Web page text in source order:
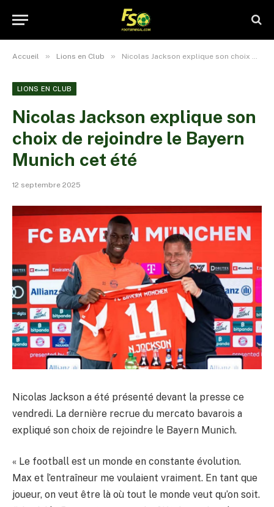
Accueil » Lions en Club » Nicolas Jackson explique son choix de rejoindre le Bayern Munich cet été
LIONS EN CLUB
Nicolas Jackson explique son
choix de rejoindre le Bayern
Munich cet été
12 septembre 2025
Nicolas Jackson a été présenté devant la presse ce
vendredi. La dernière recrue du mercato bavarois a
expliqué son choix de rejoindre le Bayern Munich.
« Le football est un monde en constante évolution.
Max et l’entraîneur me voulaient vraiment. En tant que
joueur, on veut être là où tout le monde veut qu’on soit.